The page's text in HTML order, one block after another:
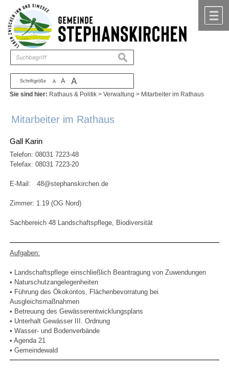
Zum Inhalt ,zur Navigation
Schriftgröße A A A
suchen
Sie sind hier: Rathaus & Politik >Verwaltung > Mitarbeiter im Rathaus
Mitarbeiter im Rathaus
Gall Karin
Telefon:08031 7223-48
Telefax: 08031 7223-20
E-Mail:48@stephanskirchen.de
Zimmer: 1.19 (OG Nord)
Sachbereich 48 Landschaftspflege, Biodiversität
Aufgaben:
• Landschaftspflege einschließlich Beantragung von Zuwendungen
• Naturschutzangelegenheiten
• Führung des Ökokontos, Flächenbevorratung bei
Ausgleichsmaßnahmen
• Betreuung des Gewässerentwicklungsplans
• Unterhalt Gewässer III. Ordnung
• Wasser- und Bodenverbände
• Agenda 21
• Gemeindewald